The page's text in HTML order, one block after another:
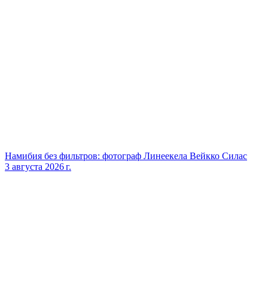
Намибия без фильтров: фотограф Линеекела Вейкко Силас
3 августа 2026 г.